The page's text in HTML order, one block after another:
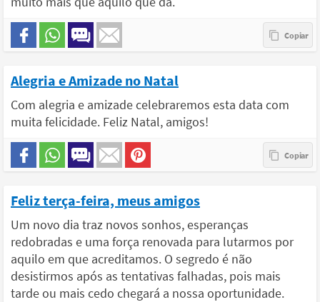
Alegria e Amizade no Natal
Com alegria e amizade celebraremos esta data com
muita felicidade. Feliz Natal, amigos!
Feliz terça-feira, meus amigos
Um novo dia traz novos sonhos, esperanças
redobradas e uma força renovada para lutarmos por
aquilo em que acreditamos. O segredo é não
desistirmos após as tentativas falhadas, pois mais
tarde ou mais cedo chegará a nossa oportunidade.